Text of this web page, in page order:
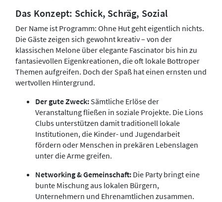
Das Konzept: Schick, Schräg, Sozial
Der Name ist Programm: Ohne Hut geht eigentlich nichts.
Die Gäste zeigen sich gewohnt kreativ – von der
klassischen Melone über elegante Fascinator bis hin zu
fantasievollen Eigenkreationen, die oft lokale Bottroper
Themen aufgreifen. Doch der Spaß hat einen ernsten und
wertvollen Hintergrund.
Der gute Zweck: Sämtliche Erlöse der
Veranstaltung fließen in soziale Projekte. Die Lions
Clubs unterstützen damit traditionell lokale
Institutionen, die Kinder- und Jugendarbeit
fördern oder Menschen in prekären Lebenslagen
unter die Arme greifen.
Networking & Gemeinschaft: Die Party bringt eine
bunte Mischung aus lokalen Bürgern,
Unternehmern und Ehrenamtlichen zusammen.